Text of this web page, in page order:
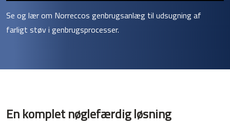
Se og lær om Norreccos genbrugsanlæg til udsugning af
farligt støv i genbrugsprocesser.
En komplet nøglefærdig løsning